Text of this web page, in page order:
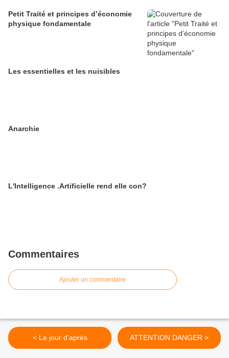
Petit Traité et principes d’économie
physique fondamentale
Les essentielles et les nuisibles
Anarchie
L'Intelligence .Artificielle rend elle con?
Commentaires
Ajouter un commentaire
< Le jour d'après ATTENTION DANGER >